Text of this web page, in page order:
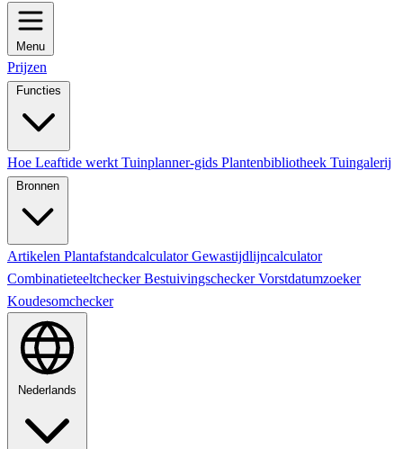
Menu
Prijzen
Functies
Hoe Leaftide werkt Tuinplanner-gids Plantenbibliotheek Tuingalerij
Bronnen
Artikelen PlantafstandcalculatorGewastijdlijncalculator
CombinatieteeltcheckerBestuivingscheckerVorstdatumzoeker
Koudesomchecker
Nederlands